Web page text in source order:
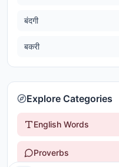
बंदगी
बकरी
Explore Categories
English Words
Proverbs